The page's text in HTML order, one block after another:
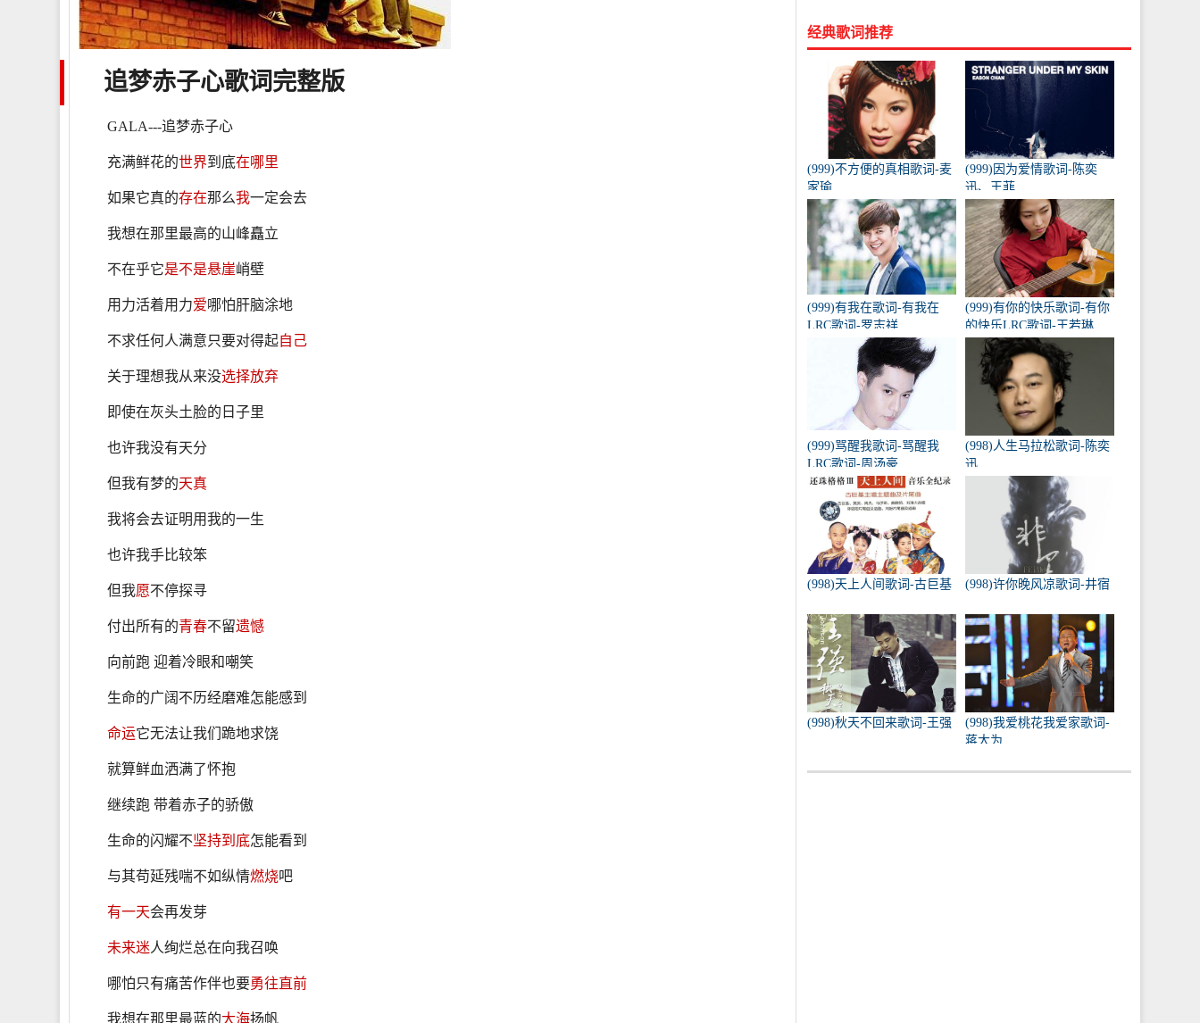
追梦赤子心歌词完整版
GALA---追梦赤子心
充满鲜花的世界到底在哪里
如果它真的存在那么我一定会去
我想在那里最高的山峰矗立
不在乎它是不是悬崖峭壁
用力活着用力爱哪怕肝脑涂地
不求任何人满意只要对得起自己
关于理想我从来没选择放弃
即使在灰头土脸的日子里
也许我没有天分
但我有梦的天真
我将会去证明用我的一生
也许我手比较笨
但我愿不停探寻
付出所有的青春不留遗憾
向前跑 迎着冷眼和嘲笑
生命的广阔不历经磨难怎能感到
命运它无法让我们跪地求饶
就算鲜血洒满了怀抱
继续跑 带着赤子的骄傲
生命的闪耀不坚持到底怎能看到
与其苟延残喘不如纵情燃烧吧
有一天会再发芽
未来迷人绚烂总在向我召唤
哪怕只有痛苦作伴也要勇往直前
我想在那里最蓝的大海扬帆
经典歌词推荐
(999)不方便的真相歌词-麦
家瑜
(999)因为爱情歌词-陈奕
迅、王菲
(999)有我在歌词-有我在
LRC歌词-罗志祥
(999)有你的快乐歌词-有你
的快乐LRC歌词-王若琳
(999)骂醒我歌词-骂醒我
LRC歌词-周汤豪
(998)人生马拉松歌词-陈奕
迅
(998)天上人间歌词-古巨基 (998)许你晚风凉歌词-井宿
(998)秋天不回来歌词-王强
(998)我爱桃花我爱家歌词-
蒋大为